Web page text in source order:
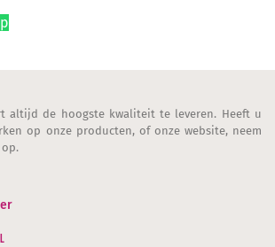
altijd de hoogste kwaliteit te leveren. Heeft u
op onze producten, of onze website, neem